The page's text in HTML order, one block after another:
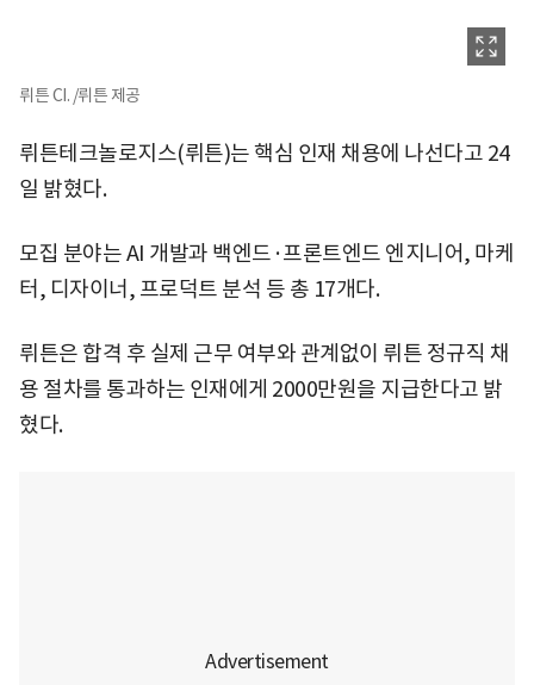
뤼튼 CI. /뤼튼 제공
뤼튼테크놀로지스(뤼튼)는 핵심 인재 채용에 나선다고 24
일 밝혔다.
모집 분야는 AI 개발과 백엔드·프론트엔드 엔지니어, 마케
터, 디자이너, 프로덕트 분석 등 총 17개다.
뤼튼은 합격 후 실제 근무 여부와 관계없이 뤼튼 정규직 채
용 절차를 통과하는 인재에게 2000만원을 지급한다고 밝
혔다.